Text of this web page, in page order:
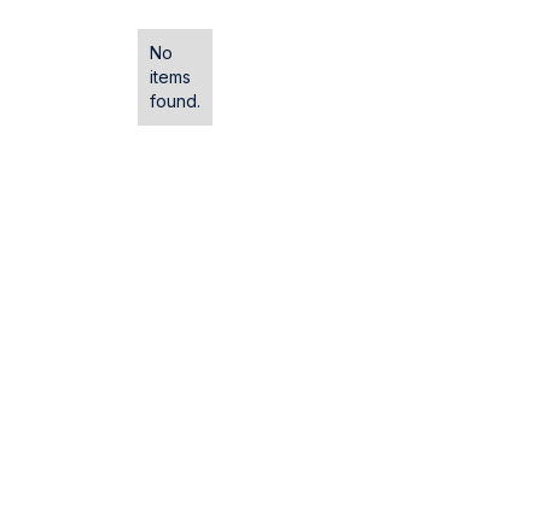
No
items
found.